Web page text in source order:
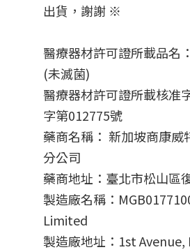
出貨，謝謝 ※
醫療器材許可證所載品名
(未滅菌)
醫療器材許可證所載核准
字第012775號
藥商名稱： 新加坡商康威
分公司
藥商地址：臺北市松山區
製造廠名稱：
Limited
製造廠地址：1st